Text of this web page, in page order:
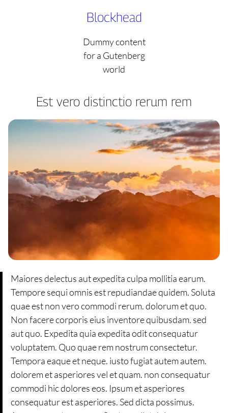
Blockhead
Dummy content
for a Gutenberg
world
Est vero distinctio rerum rem
Maiores delectus aut expedita culpa mollitia earum.
Tempore sequi omnis est repudiandae quidem. Soluta
quae est non vero commodi rerum. dolorum et quo.
Non facere corporis eius inventore quibusdam. sed
aut quo. Expedita quia expedita odit consequatur
voluptatem. Quo quae rem nostrum consectetur.
Tempora eaque et neque. iusto fugiat autem autem.
dolorem et asperiores vel et quam. non consequatur
commodi hic dolores eos. Ipsum et asperiores
consequatur est asperiores. Sed dicta possimus.